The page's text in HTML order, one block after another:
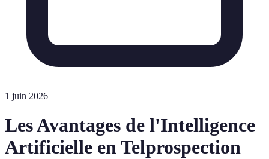
1 juin 2026
Les Avantages de l'Intelligence
Artificielle en Telprospection